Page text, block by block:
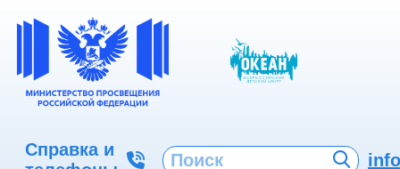
Справка и